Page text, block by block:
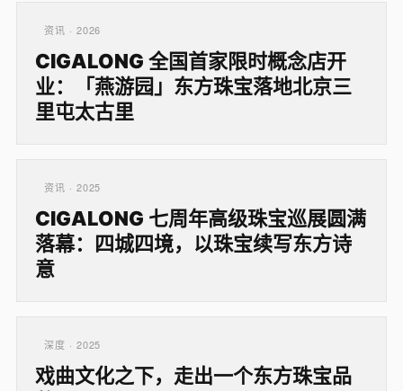
资讯 · 2026
CIGALONG 全国首家限时概念店开
业：「燕游园」东方珠宝落地北京三
里屯太古里
资讯 · 2025
CIGALONG 七周年高级珠宝巡展圆满
落幕：四城四境，以珠宝续写东方诗
意
深度 · 2025
戏曲文化之下，走出一个东方珠宝品